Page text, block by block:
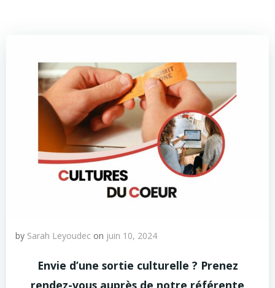
by Sarah Leyoudec on juin 10, 2024
Envie d’une sortie culturelle ? Prenez
rendez-vous auprès de notre référente